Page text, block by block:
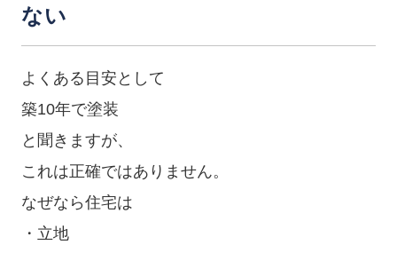
ない
よくある目安として
築10年で塗装
と聞きますが、
これは正確ではありません。
なぜなら住宅は
・立地